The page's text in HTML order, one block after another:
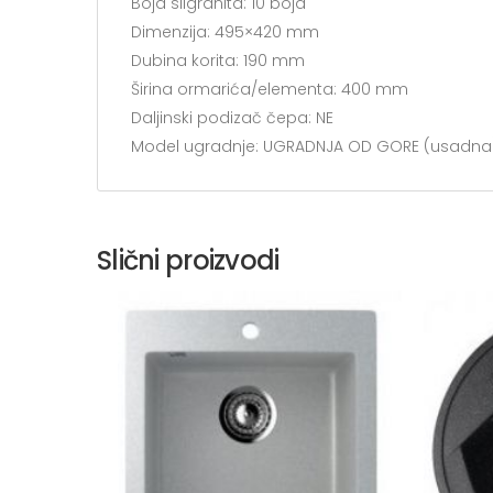
Dimenzija: 495×420 mm
Dubina korita: 190 mm
Širina ormarića/elementa: 400 mm
Daljinski podizač čepa: NE
Model ugradnje: UGRADNJA OD GORE
Slični proizvodi